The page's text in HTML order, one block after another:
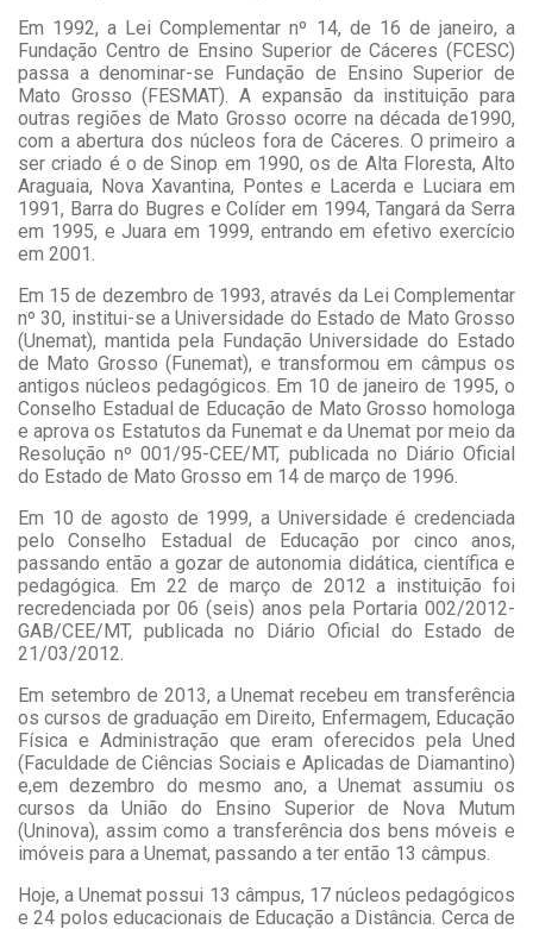
Em 1992, a Lei Complementar nº 14, de 16 de janeiro, a
Fundação Centro de Ensino Superior de Cáceres (FCESC)
passa a denominar-se Fundação de Ensino Superior de
Mato Grosso (FESMAT). A expansão da instituição para
outras regiões de Mato Grosso ocorre na década de1990,
com a abertura dos núcleos fora de Cáceres. O primeiro a
ser criado é o de Sinop em 1990, os de Alta Floresta, Alto
Araguaia, Nova Xavantina, Pontes e Lacerda e Luciara em
1991, Barra do Bugres e Colíder em 1994, Tangará da Serra
em 1995, e Juara em 1999, entrando em efetivo exercício
em 2001.
Em 15 de dezembro de 1993, através da Lei Complementar
nº 30, institui-se a Universidade do Estado de Mato Grosso
(Unemat), mantida pela Fundação Universidade do Estado
de Mato Grosso (Funemat), e transformou em câmpus os
antigos núcleos pedagógicos. Em 10 de janeiro de 1995, o
Conselho Estadual de Educação de Mato Grosso homologa
e aprova os Estatutos da Funemat e da Unemat por meio da
Resolução nº 001/95-CEE/MT, publicada no Diário Oficial
do Estado de Mato Grosso em 14 de março de 1996.
Em 10 de agosto de 1999, a Universidade é credenciada
pelo Conselho Estadual de Educação por cinco anos,
passando então a gozar de autonomia didática, científica e
pedagógica. Em 22 de março de 2012 a instituição foi
recredenciada por 06 (seis) anos pela Portaria 002/2012-
GAB/CEE/MT, publicada no Diário Oficial do Estado de
21/03/2012.
Em setembro de 2013, a Unemat recebeu em transferência
os cursos de graduação em Direito, Enfermagem, Educação
Física e Administração que eram oferecidos pela Uned
(Faculdade de Ciências Sociais e Aplicadas de Diamantino)
e,em dezembro do mesmo ano, a Unemat assumiu os
cursos da União do Ensino Superior de Nova Mutum
(Uninova), assim como a transferência dos bens móveis e
imóveis para a Unemat, passando a ter então 13 câmpus.
Hoje, a Unemat possui 13 câmpus, 17 núcleos pedagógicos
e 24 polos educacionais de Educação a Distância. Cerca de